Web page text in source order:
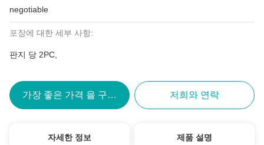
negotiable
포장에 대한 세부 사항:
판지 당 2PC,
가장 좋은 가격 을 구하라 저희와 연락
자세한 정보 제품 설명